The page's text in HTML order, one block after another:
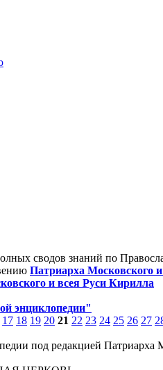
сводов знаний по
Патриарха Московского
и всея Руси Кирилла
энциклопедии"
17 18 19 20 21 22 23 24 25 26 27
под редакцией Патриарха